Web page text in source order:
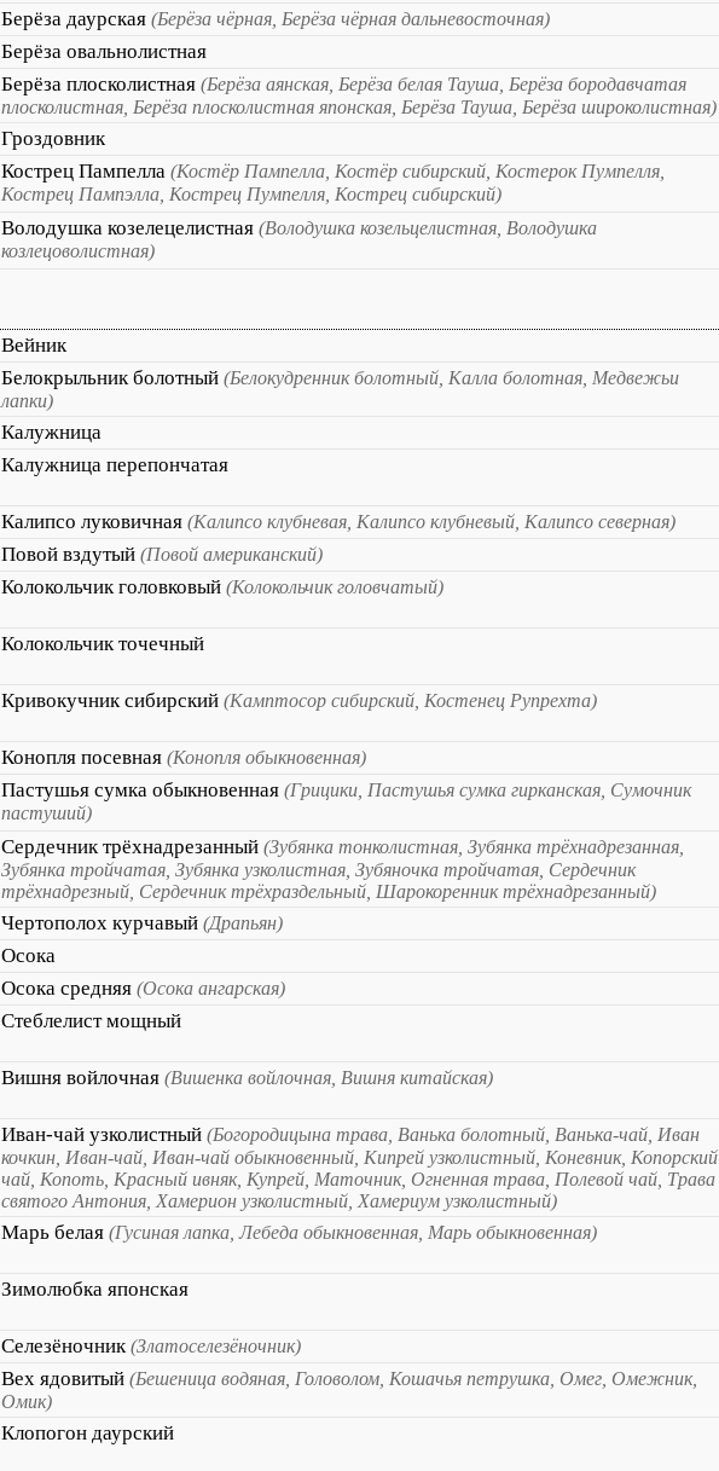
Берёза даурская (Берёза чёрная, Берёза чёрная дальневосточная)
Берёза овальнолистная
Берёза плосколистная (Берёза аянская, Берёза белая Тауша, Берёза бородавчатая
плосколистная, Берёза плосколистная японская, Берёза Тауша, Берёза широколистная)
Гроздовник
Кострец Пампелла (Костёр Пампелла, Костёр сибирский, Костерок Пумпелля,
Кострец Пампэлла, Кострец Пумпелля, Кострец сибирский)
Володушка козелецелистная (Володушка козельцелистная, Володушка
козлецоволистная)
Вейник
Белокрыльник болотный (Белокудренник болотный, Калла болотная, Медвежьи
лапки)
Калужница
Калужница перепончатая
Калипсо луковичная (Калипсо клубневая, Калипсо клубневый, Калипсо северная)
Повой вздутый (Повой американский)
Колокольчик головковый (Колокольчик головчатый)
Колокольчик точечный
Кривокучник сибирский (Камптосор сибирский, Костенец Рупрехта)
Конопля посевная (Конопля обыкновенная)
Пастушья сумка обыкновенная (Грицики, Пастушья сумка гирканская, Сумочник
пастуший)
Сердечник трёхнадрезанный (Зубянка тонколистная, Зубянка трёхнадрезанная,
Зубянка тройчатая, Зубянка узколистная, Зубяночка тройчатая, Сердечник
трёхнадрезный, Сердечник трёхраздельный, Шарокоренник трёхнадрезанный)
Чертополох курчавый (Драпьян)
Осока
Осока средняя (Осока ангарская)
Стеблелист мощный
Вишня войлочная (Вишенка войлочная, Вишня китайская)
Иван-чай узколистный (Богородицына трава, Ванька болотный, Ванька-чай, Иван
кочкин, Иван-чай, Иван-чай обыкновенный, Кипрей узколистный, Коневник, Копорский
чай, Копоть, Красный ивняк, Купрей, Маточник, Огненная трава, Полевой чай, Трава
святого Антония, Хамерион узколистный, Хамериум узколистный)
Марь белая (Гусиная лапка, Лебеда обыкновенная, Марь обыкновенная)
Зимолюбка японская
Селезёночник(Златоселезёночник)
Вех ядовитый (Бешеница водяная, Головолом, Кошачья петрушка, Омег, Омежник,
Омик)
Клопогон даурский